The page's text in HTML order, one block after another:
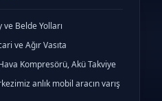
Belde Yolları
ve Ağır Vasıta
Kompresörü, Akü Takviye
anlık mobil aracın varış